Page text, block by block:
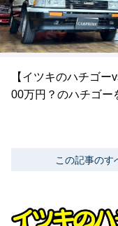
【イツキのハチゴ
00万円？のハチゴー
この記事のす